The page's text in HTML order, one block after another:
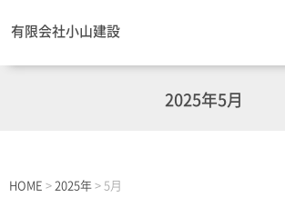
有限会社小山建設
2025年5月
HOME > 2025年 > 5月